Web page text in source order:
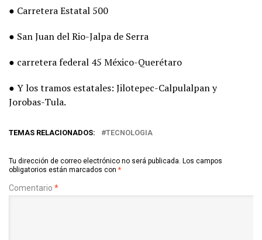
● Carretera Estatal 500
● San Juan del Rio-Jalpa de Serra
● carretera federal 45 México-Querétaro
● Y los tramos estatales: Jilotepec-Calpulalpan y
Jorobas-Tula.
TEMAS RELACIONADOS: TECNOLOGIA
Tu dirección de correo electrónico no será publicada. Los campos
obligatorios están marcados con *
Comentario *